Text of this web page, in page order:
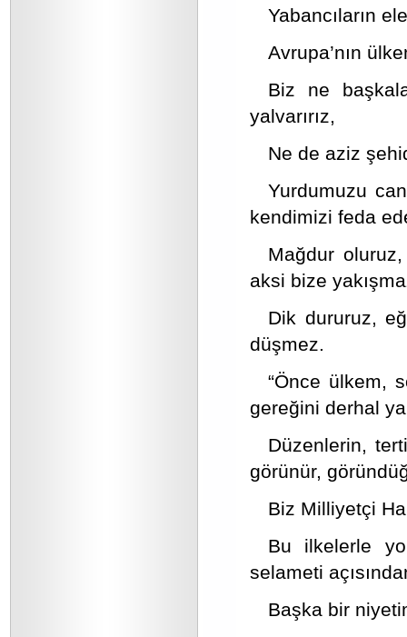
Yabancıların
Avrupa’nın
Biz ne
yalvarırız,
Ne de aziz
Yurdumuzu
kendimizi feda
Mağdur
aksi bize
Dik dururuz,
düşmez.
“Önce ülkem,
gereğini derhal
Düzenlerin,
görünür,
Biz Milliyetçi
Bu ilkelerle
selameti
Başka bir